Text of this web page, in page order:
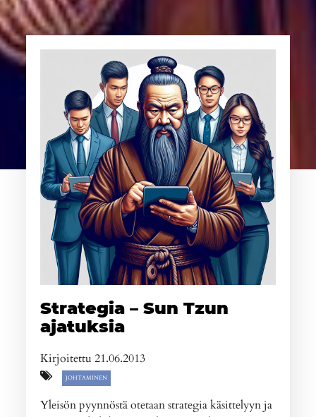
Strategia – Sun Tzun
ajatuksia
Kirjoitettu 21.06.2013
JOHTAMINEN
Yleisön pyynnöstä otetaan strategia käsittelyyn ja